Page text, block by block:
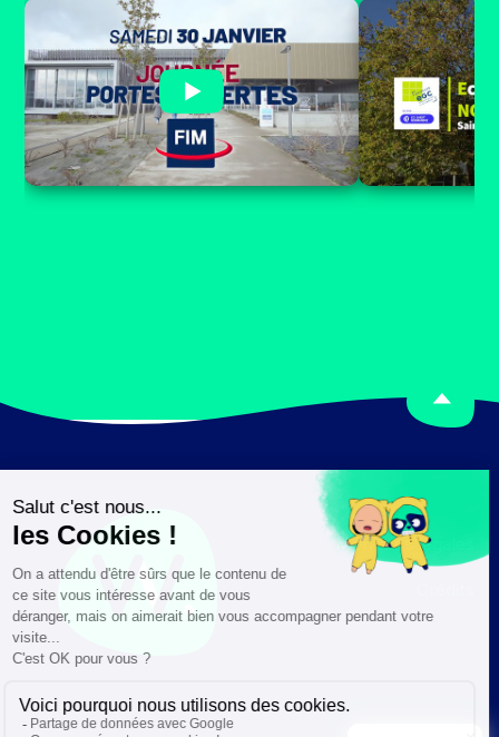
UNE JOURNÉE PORTES
OUVERTES À NE PAS
MANQUER
Zoom sur
Mentions légales